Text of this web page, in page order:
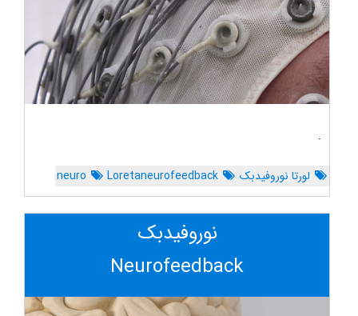
.
لورتا نوروفیدبک Loretaneurofeedback
neuro
نوروفیدبک
Neurofeedback